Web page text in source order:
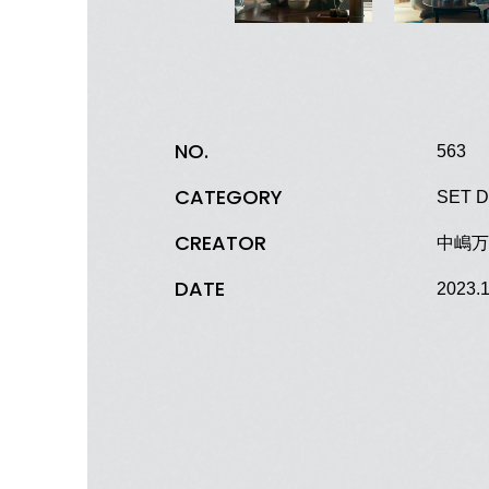
NO. 563
CATEGORY SET
CREATOR 中嶋
DATE